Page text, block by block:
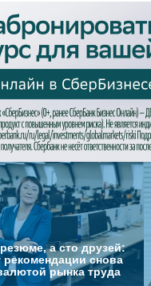
а сто друзей:
рекомендации снова
рынка труда